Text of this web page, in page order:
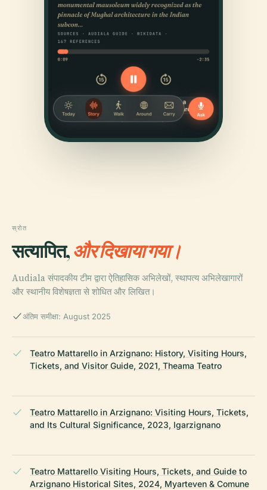
स्रोत
सत्यापित,और दिखाया गया।
Audiala संपादकीय टीम द्वारा ऐतिहासिक अभिलेखों, स्थापत्य अभिलेखागारों
और स्थानीय विशेषज्ञता से शोधित और लिखित।
अंतिम समीक्षा: August 2025
Teatro Mattarello in Arzignano: History, Visiting Hours,
Tickets, and Visitor Guide, 2021, Theama Teatro
Teatro Mattarello in Arzignano: Visiting Hours, Tickets,
and Its Cultural Significance, 2023, Igarzignano
Teatro Mattarello Visiting Hours, Tickets, and Guide to
Arzignano Historical Sites, 2024, Myarteven & Comune